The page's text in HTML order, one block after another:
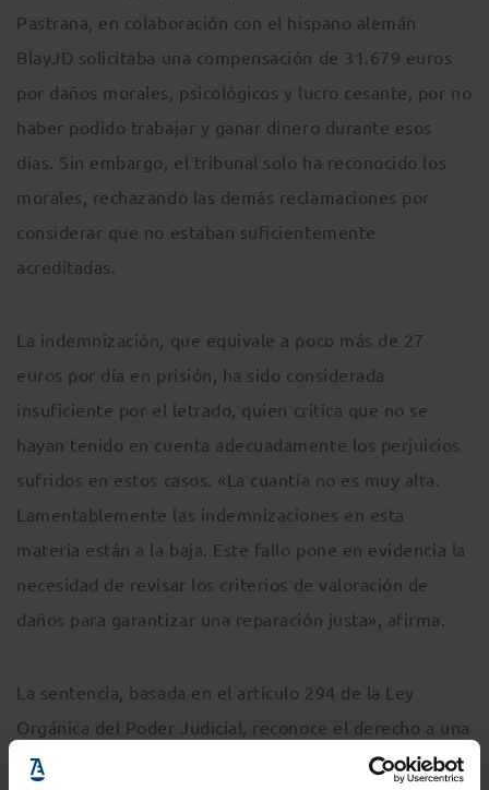
Pastrana, en colaboración con el hispano alemán
BlayJD solicitaba una compensación de 31.679 euros
por daños morales, psicológicos y lucro cesante, por no
haber podido trabajar y ganar dinero durante esos
días. Sin embargo, el tribunal solo ha reconocido los
morales, rechazando las demás reclamaciones por
considerar que no estaban suficientemente
acreditadas.
La indemnización, que equivale a poco más de 27
euros por día en prisión, ha sido considerada
insuficiente por el letrado, quien critica que no se
hayan tenido en cuenta adecuadamente los perjuicios
sufridos en estos casos. «La cuantía no es muy alta.
Lamentablemente las indemnizaciones en esta
materia están a la baja. Este fallo pone en evidencia la
necesidad de revisar los criterios de valoración de
daños para garantizar una reparación justa», afirma.
La sentencia, basada en el artículo 294 de la Ley
Orgánica del Poder Judicial, reconoce el derecho a una
compensación a las personas que hayan sufrido prisión